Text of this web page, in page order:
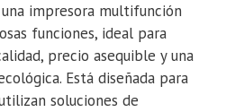
una impresora multifunción
funciones, ideal para
precio asequible y una
Está diseñada para
soluciones de